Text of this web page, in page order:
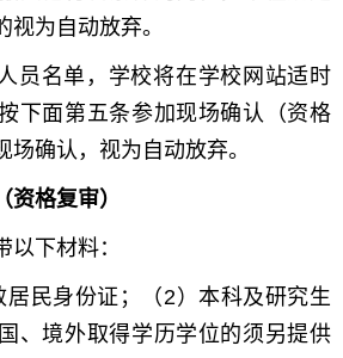
为自动放弃。
员名单，学校将在学校网站适时
下面第五条参加现场确认（资格
场确认，视为自动放弃。
资格复审）
以下材料：
居民身份证；（2）本科及研究生
、境外取得学历学位的须另提供